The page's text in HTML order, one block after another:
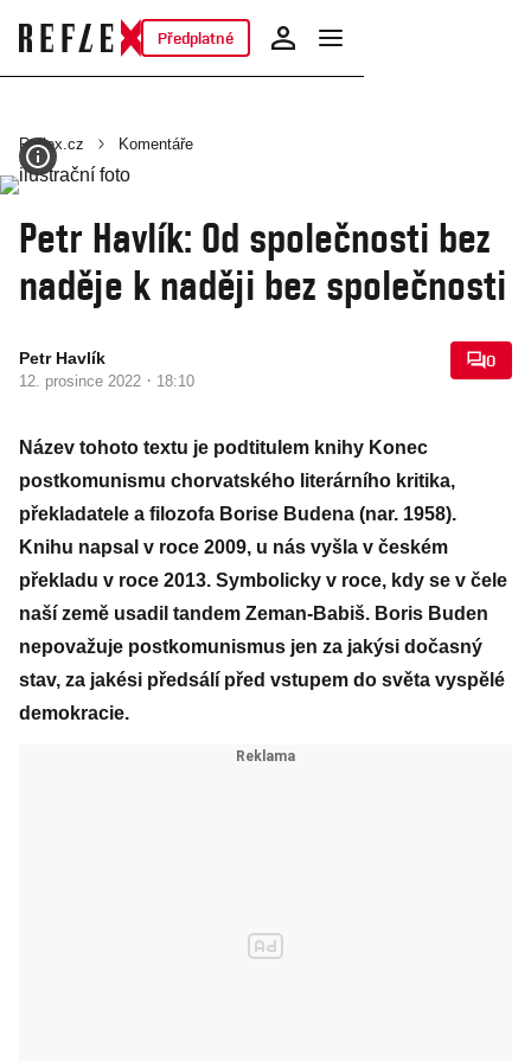
Předplatné
Reflex.cz Komentáře
Petr Havlík: Od společnosti bez
naděje k naději bez společnosti
Petr Havlík
12. prosince 2022 · 18:10
0
Název tohoto textu je podtitulem knihy Konec
postkomunismu chorvatského literárního kritika,
překladatele a filozofa Borise Budena (nar. 1958).
Knihu napsal v roce 2009, u nás vyšla v českém
překladu v roce 2013. Symbolicky v roce, kdy se v čele
naší země usadil tandem Zeman-Babiš. Boris Buden
nepovažuje postkomunismus jen za jakýsi dočasný
stav, za jakési předsálí před vstupem do světa vyspělé
demokracie.